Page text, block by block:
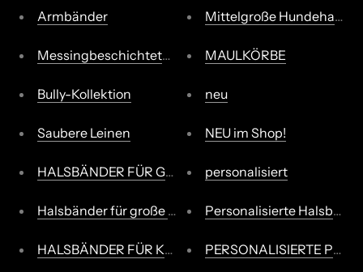
Armbänder
Messingbeschichtete Leinen
Bully-Kollektion
Saubere Leinen
HALSBÄNDER FÜR GROSSE UND RIESIGE RASSEN
Halsbänder für große und riesige Rassen
HALSBÄNDER FÜR KLEINE UND MITTLERE RASSEN
Mittelgroße
MAULKÖRBE
neu
NEU im Shop!
personalisiert
Personalisierte
PERSONALISIERTE